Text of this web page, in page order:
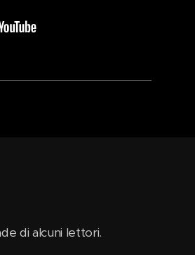
di alcuni lettori.